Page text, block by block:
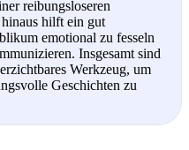
reibungsloseren
hilft ein gut
emotional zu fesseln
Insgesamt sind
Werkzeug, um
Geschichten zu